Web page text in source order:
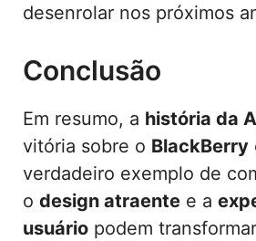
desenrolar nos próximos
Conclusão
Em resumo, a história da
vitória sobre o BlackBerry
verdadeiro exemplo de
o design atraente e a
usuário podem